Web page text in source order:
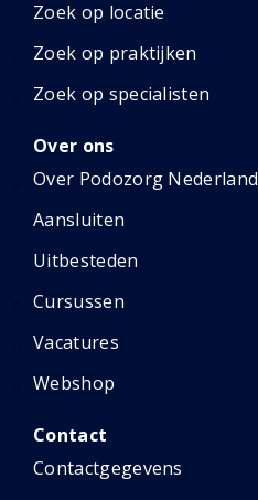
Zoek op locatie
Zoek op praktijken
Zoek op specialisten
Over ons
Over Podozorg Nederland
Aansluiten
Uitbesteden
Cursussen
Vacatures
Webshop
Contact
Contactgegevens